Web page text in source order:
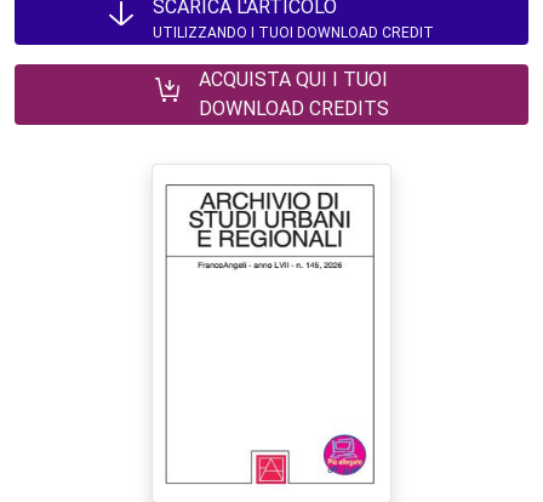
SCARICA L'ARTICOLO
UTILIZZANDO I TUOI DOWNLOAD CREDIT
ACQUISTA QUI I TUOI
DOWNLOAD CREDITS